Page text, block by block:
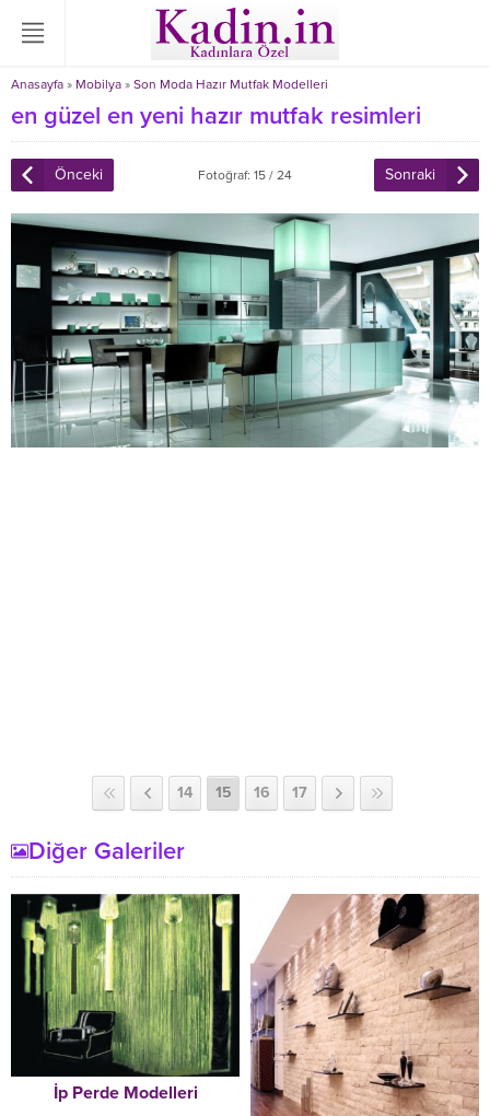
Anasayfa » Mobilya » Son Moda Hazır Mutfak Modelleri
en güzel en yeni hazır mutfak resimleri
Önceki Fotoğraf: 15 / 24 Sonraki
14 15 16 17
Diğer Galeriler
İp Perde Modelleri